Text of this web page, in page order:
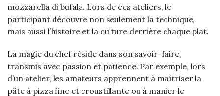
mozzarella di bufala. Lors de ces ateliers, le
participant découvre non seulement la technique,
mais aussi l’histoire et la culture derrière chaque plat.
La magie du chef réside dans son savoir-faire,
transmis avec passion et patience. Par exemple, lors
d’un atelier, les amateurs apprennent à maîtriser la
pâte à pizza fine et croustillante ou à manier le